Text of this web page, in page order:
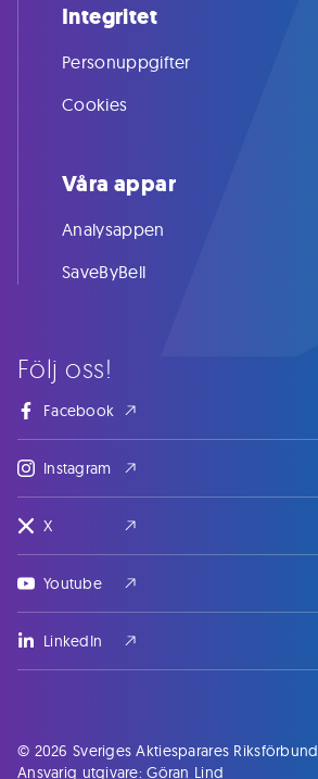
Följ oss!
Facebook
Instagram
X
Youtube
LinkedIn
Integritet
Personuppgifter
Cookies
Våra appar
Analysappen
SaveByBell
© 2026 Sveriges Aktiesparares Riksförbund
Ansvarig utgivare: Göran Lind